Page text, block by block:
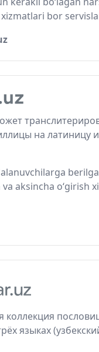
bor
на латиницу
aksincha o‘girish
коллекция
языках